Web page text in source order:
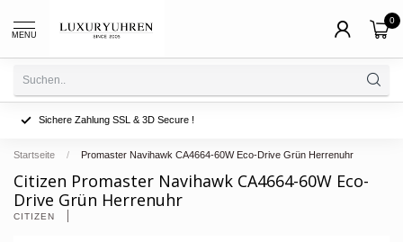
MENU
0
Sichere Zahlung SSL & 3D Secure !
Startseite / Promaster Navihawk CA4664-60W Eco-Drive Grün Herrenuhr
Citizen Promaster Navihawk CA4664-60W Eco-
Drive Grün Herrenuhr
CITIZEN